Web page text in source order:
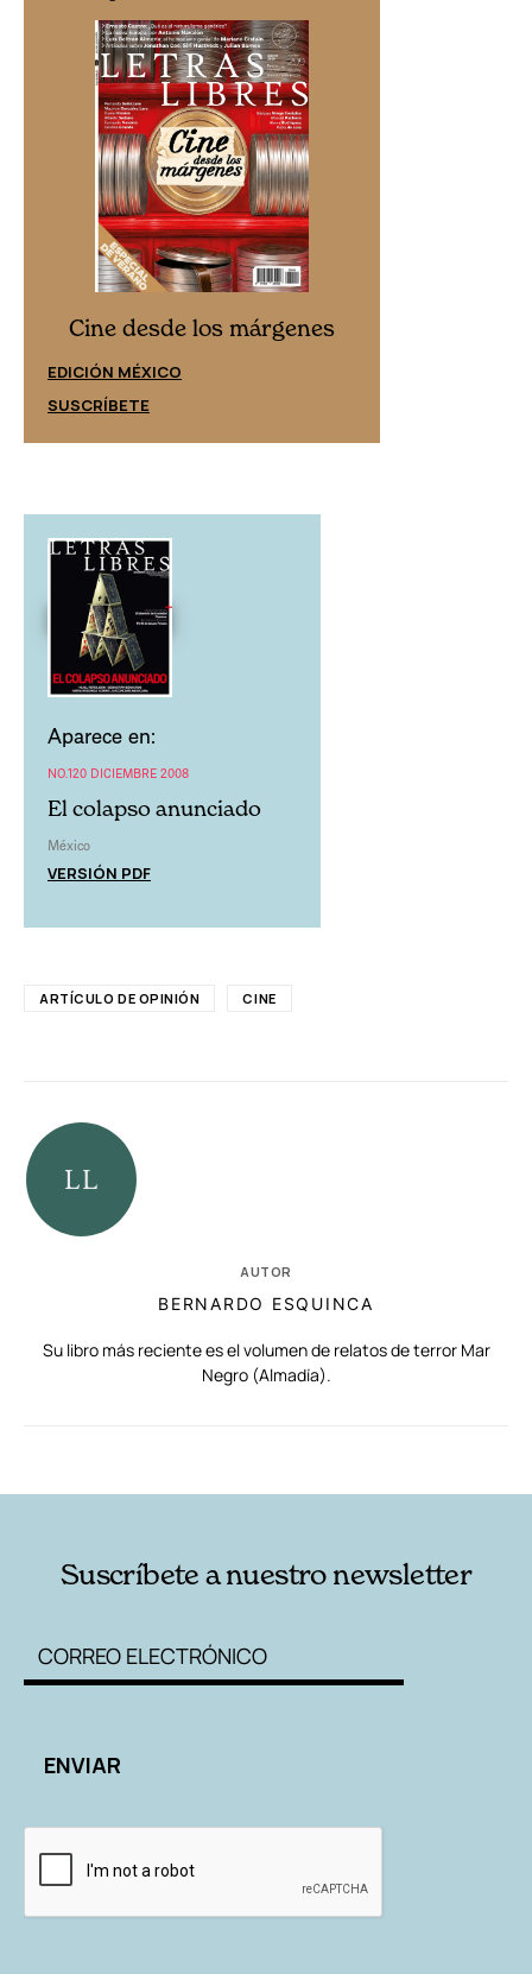
Cine desde los márgenes
EDICIÓN MÉXICO
SUSCRÍBETE
Aparece en:
NO.120 DICIEMBRE 2008
El colapso anunciado
México
VERSIÓN PDF
ARTÍCULO DE OPINIÓN CINE
AUTOR
BERNARDO ESQUINCA
Su libro más reciente es el volumen de relatos de terror Mar
Negro (Almadía).
Suscríbete a nuestro newsletter